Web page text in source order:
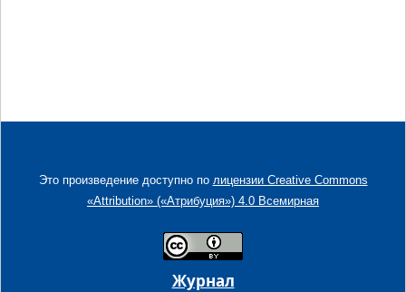
Это произведение доступно по лицензии Creative Commons
«Attribution» («Атрибуция») 4.0 Всемирная
Журнал